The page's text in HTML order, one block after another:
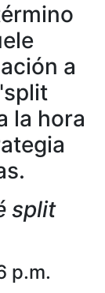
a
la hora
split
p.m.